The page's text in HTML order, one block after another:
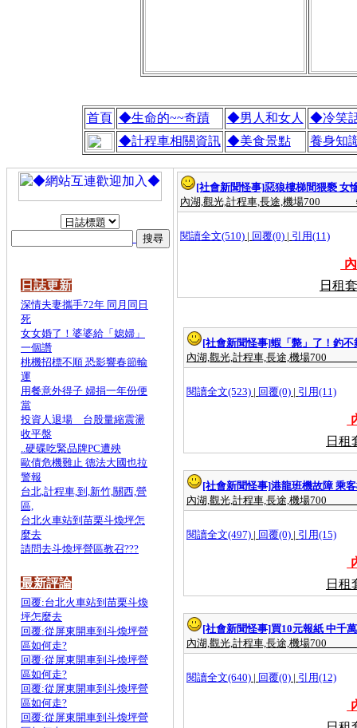
首頁 ◆生命的~~奇蹟 ◆男人和女人
◆冷笑
◆計程車相關資訊 ◆美食景點 養身知
日誌更新
深情夫妻攜手72年 同月同日
死
女女婚了！婆婆給「媳婦」
一個讚
桃機招標不順 恐影響春節輸
運
用餐意外得子 婦捐一年份便
當
投資人退場 台股量縮震盪
收平盤
..硬碟吃緊品牌PC遭殃
歐債危機難止 德法大國也拉
警報
台北,計程車,到,新竹,關西,營
區,
台北火車站到苗栗斗煥坪怎
麼去
請問去斗煥坪營區教召???
最新評論
回覆:台北火車站到苗栗斗煥
坪怎麼去
回覆:從屏東開車到斗煥坪營
區如何走?
回覆:從屏東開車到斗煥坪營
區如何走?
回覆:從屏東開車到斗煥坪營
區如何走?
回覆:從屏東開車到斗煥坪營
[社會新聞怪事]惡狼樓梯間猥褻 女
內湖,觀光,計程車,長途,機場700
閱讀全文(510) | 回覆(0) | 引用(11)
日租
[社會新聞怪事]蝦「斃」了！釣
內湖,觀光,計程車,長途,機場700
閱讀全文(523) | 回覆(0) | 引用(11)
日租
[社會新聞怪事]港龍班機故障 乘
內湖,觀光,計程車,長途,機場700
閱讀全文(497) | 回覆(0) | 引用(15)
日租
[社會新聞怪事]買10元報紙 中千
內湖,觀光,計程車,長途,機場700
閱讀全文(640) | 回覆(0) | 引用(12)